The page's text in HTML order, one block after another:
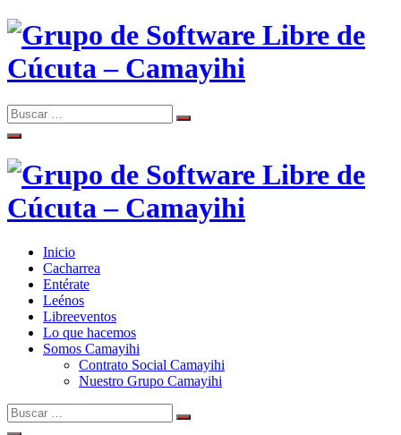
Skip
content
Grupo de Software Libre de
Cúcuta – Camayihi
Comunidad de Software Libre de Cúcuta
Search
for:
Search
Grupo de Software Libre de
Cúcuta – Camayihi
Comunidad de Software Libre de Cúcuta
Inicio
Cacharrea
Entérate
Leénos
Libreeventos
Lo que hacemos
Somos Camayihi
Contrato Social Camayihi
Nuestro Grupo Camayihi
Search
for:
Search